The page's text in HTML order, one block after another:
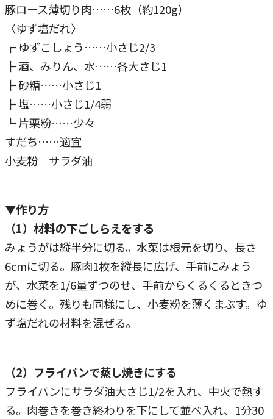
豚ロース薄切り肉……6枚（約120g）
〈ゆず塩だれ〉
┏ ゆずこしょう……小さじ2/3
┣ 酒、みりん、水……各大さじ1
┣ 砂糖……小さじ1
┣ 塩……小さじ1/4弱
┗ 片栗粉……少々
すだち……適宜
小麦粉 サラダ油
▼作り方
（1）材料の下ごしらえをする
みょうがは縦半分に切る。水菜は根元を切り、長さ
6cmに切る。豚肉1枚を縦長に広げ、手前にみょう
が、水菜を1/6量ずつのせ、手前からくるくるときつ
めに巻く。残りも同様にし、小麦粉を薄くまぶす。ゆ
ず塩だれの材料を混ぜる。
（2）フライパンで蒸し焼きにする
フライパンにサラダ油大さじ1/2を入れ、中火で熱す
る。肉巻きを巻き終わりを下にして並べ入れ、1分30